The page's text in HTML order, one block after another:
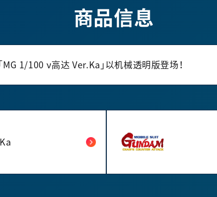
商品信息
1/100 ν高达 Ver.Ka」以机械透明版登场！